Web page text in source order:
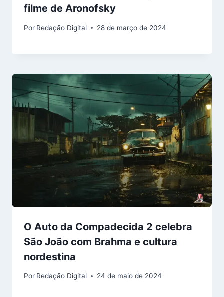
filme de Aronofsky
Por Redação Digital 28 de março de 2024
O Auto da Compadecida 2 celebra
São João com Brahma e cultura
nordestina
Por Redação Digital 24 de maio de 2024